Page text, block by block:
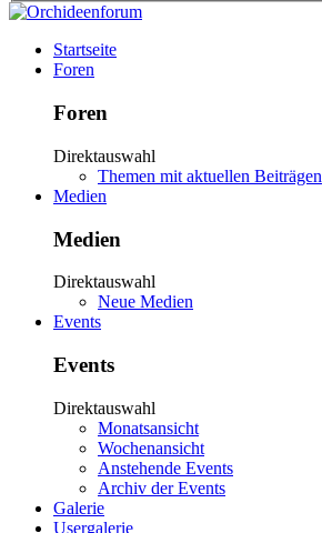
Startseite
Foren
Foren
Direktauswahl
Themen mit aktuellen Beiträgen
Medien
Medien
Direktauswahl
Neue Medien
Events
Events
Direktauswahl
Monatsansicht
Wochenansicht
Anstehende Events
Archiv der Events
Galerie
Usergalerie